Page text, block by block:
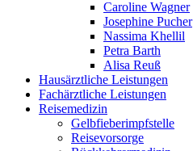
Caroline Wagner
Josephine Pucher
Nassima Khellil
Petra Barth
Alisa Reuß
Hausärztliche Leistungen
Fachärztliche Leistungen
Reisemedizin
Gelbfieberimpfstelle
Reisevorsorge